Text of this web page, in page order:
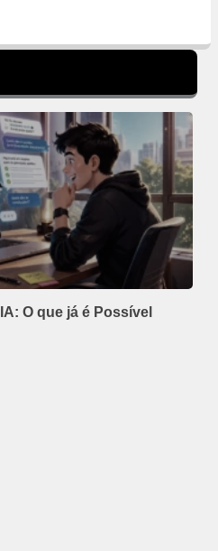
O que já é Possível